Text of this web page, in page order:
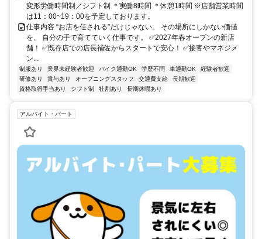
変形労働時間制／シフト制 ＊実働8時間 ＊休憩1時間 ※店舗営業時間
は11：00~19：00を予定しております。
仕事内容 “お店を任される”だけじゃない。 その場所にしかない価値
を、 自分の手で育てていく仕事です。 ✅2027年春オープンの新店
舗！ ✅既存店での店長補佐からスタートで安心！ ✅接客やマネジメ
ン...
制服あり 業界未経験者歓迎 バイク通勤OK 学歴不問 車通勤OK
経験者歓迎
研修あり
賞与あり オープニングスタッフ 交通費支給
長期歓迎
資格取得手当あり
シフト制 社割あり 長期休暇あり
アルバイト・パート